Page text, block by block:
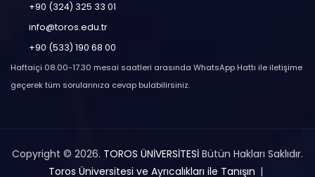
+90 (324) 325 33 01
info@toros.edu.tr
+90 (533) 190 68 00
Haftaiçi 08.00-17.30 mesai saatleri arasında WhatsApp Hattı ile iletişime
geçerek tüm sorularınıza cevap bulabilirsiniz.
Copyright © 2026. TOROS ÜNİVERSİTESİ Bütün Hakları Saklıdır.
Toros Üniversitesi ve Ayrıcalıkları ile Tanışın